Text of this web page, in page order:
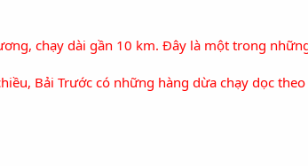
chạy dài gần 10 km. Đây là một trong
Bải Trước có những hàng dừa chạy dọc